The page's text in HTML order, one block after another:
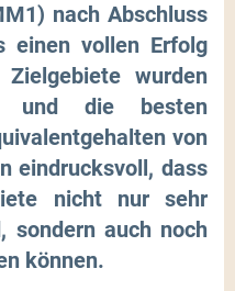
nach Abschluss
einen vollen Erfolg
wurden
und die besten
von
eindrucksvoll, dass
nicht nur sehr
sondern auch noch
können.